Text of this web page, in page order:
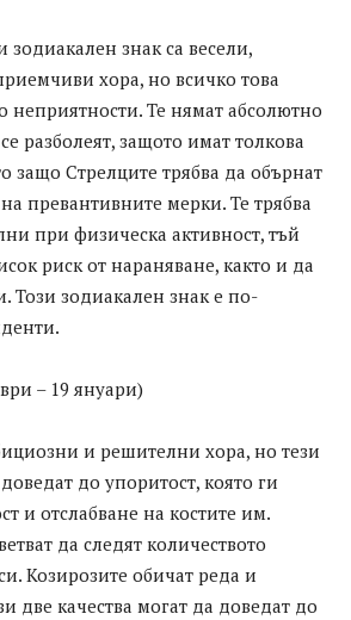
зодиакален знак са весели,
хора, но всичко това
Те нямат абсолютно
разболеят, защото имат толкова
защо Стрелците трябва да обърнат
превантивните мерки. Те трябва
при физическа активност, тъй
риск от нараняване, както и да
Този зодиакален знак е по-
– 19 януари)
и решителни хора, но тези
до упоритост, която ги
и отслабване на костите им.
да следят количеството
Козирозите обичат реда и
две качества могат да доведат до